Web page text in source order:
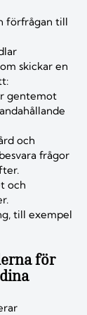
förfrågan till
skickar en
gentemot
och
frågor
och
till exempel
för